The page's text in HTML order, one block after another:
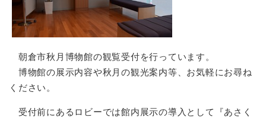
朝倉市秋月博物館の観覧受付を行っています。
博物館の展示内容や秋月の観光案内等、お気軽にお尋ね
ください。
受付前にあるロビーでは館内展示の導入として『あさく